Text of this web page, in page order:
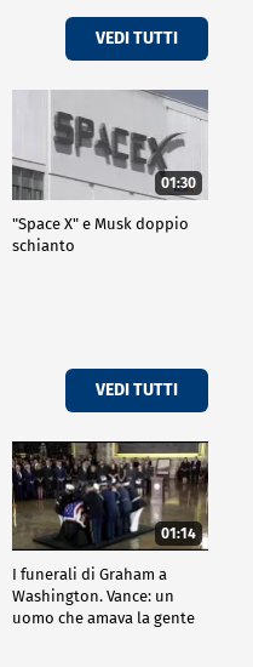
VEDI TUTTI
01:30
"Space X" e Musk doppio
schianto
VEDI TUTTI
01:14
I funerali di Graham a
Washington. Vance: un
uomo che amava la gente